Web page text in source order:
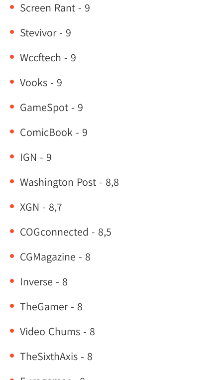
Screen Rant - 9
Stevivor - 9
Wccftech - 9
Vooks - 9
GameSpot - 9
ComicBook - 9
IGN - 9
Washington Post - 8,8
XGN - 8,7
COGconnected - 8,5
CGMagazine - 8
Inverse - 8
TheGamer - 8
Video Chums - 8
TheSixthAxis - 8